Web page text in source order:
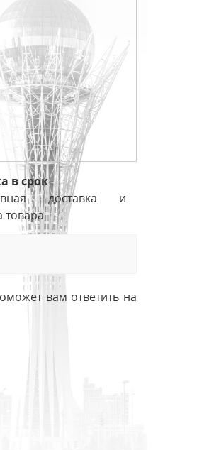
в срок
доставка и
товара
вам ответить на